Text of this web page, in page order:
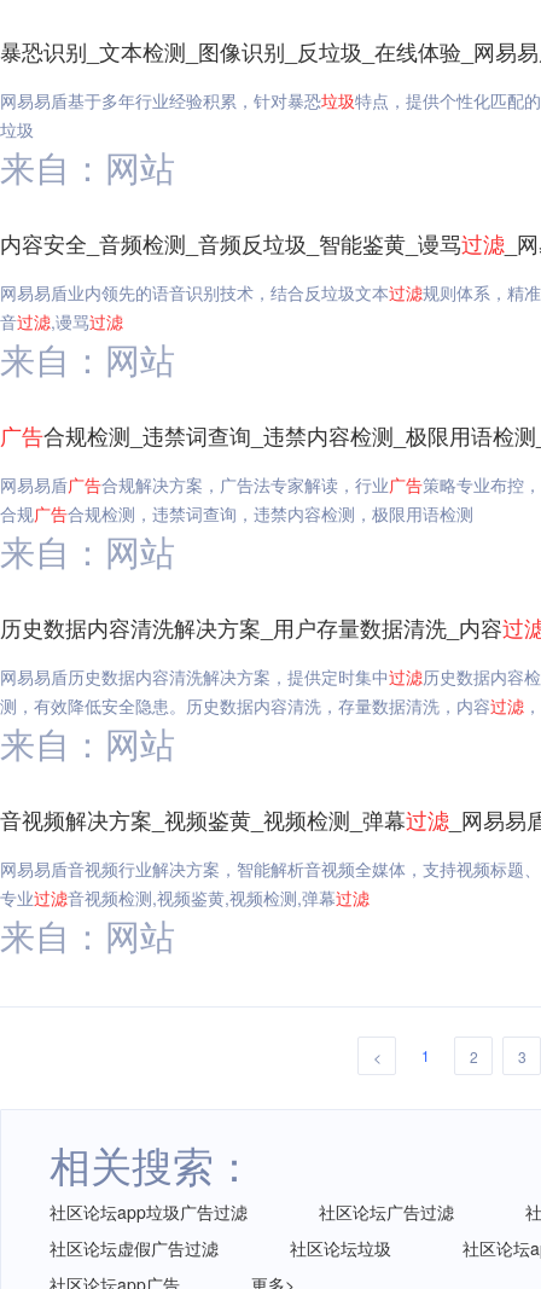
暴恐识别_文本检测_图像识别_反垃圾_在线体验_网易
网易易盾基于多年行业经验积累，针对暴恐垃圾特点，提供个性化匹配
垃圾
来自：网站
内容安全_音频检测_音频反垃圾_智能鉴黄_谩骂过滤 _
网易易盾业内领先的语音识别技术，结合反垃圾文本过滤规则体系，精
音过滤,谩骂过滤
来自：网站
广告合规检测_违禁词查询_违禁内容检测_极限用语检
网易易盾广告合规解决方案，广告法专家解读，行业广告策略专业布控
合规广告合规检测，违禁词查询，违禁内容检测，极限用语检测
来自：网站
历史数据内容清洗解决方案_用户存量数据清洗_内容过
网易易盾历史数据内容清洗解决方案，提供定时集中过滤历史数据内容
测，有效降低安全隐患。历史数据内容清洗，存量数据清洗，内容过滤
来自：网站
音视频解决方案_视频鉴黄_视频检测_弹幕过滤 _网易易
网易易盾音视频行业解决方案，智能解析音视频全媒体，支持视频标题
专业过滤音视频检测,视频鉴黄,视频检测,弹幕过滤
来自：网站
< 1 2 3
相关搜索：
社区论坛app垃圾广告过滤 社区论坛广告过滤
社区论坛虚假广告过滤
社区论坛垃圾
社区论坛
社区论坛app广告
更多>